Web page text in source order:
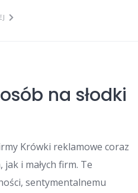
na słodki
Krówki reklamowe coraz
i małych firm. Te
sentymentalnemu